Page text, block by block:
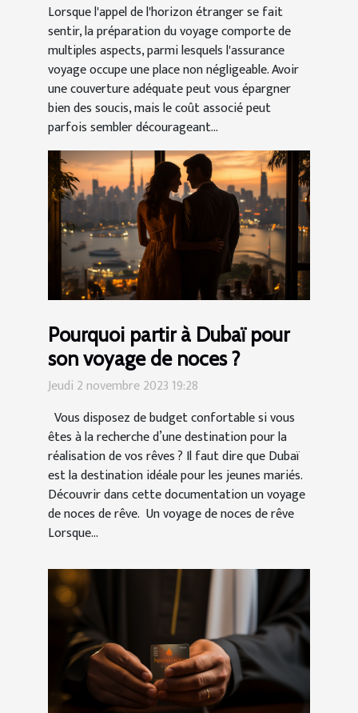
Lorsque l'appel de l'horizon étranger se fait
sentir, la préparation du voyage comporte de
multiples aspects, parmi lesquels l'assurance
voyage occupe une place non négligeable. Avoir
une couverture adéquate peut vous épargner
bien des soucis, mais le coût associé peut
parfois sembler décourageant...
Pourquoi partir à Dubaï pour
son voyage de noces ?
Jeudi 2 novembre 2023 19:28
Vous disposez de budget confortable si vous
êtes à la recherche d’une destination pour la
réalisation de vos rêves ? Il faut dire que Dubaï
est la destination idéale pour les jeunes mariés.
Découvrir dans cette documentation un voyage
de noces de rêve. Un voyage de noces de rêve
Lorsque...